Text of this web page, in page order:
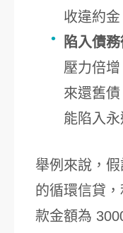
收違約
陷入債務
壓力倍
來還舊
能陷入
舉例來說，
的循環信貸
款金額為